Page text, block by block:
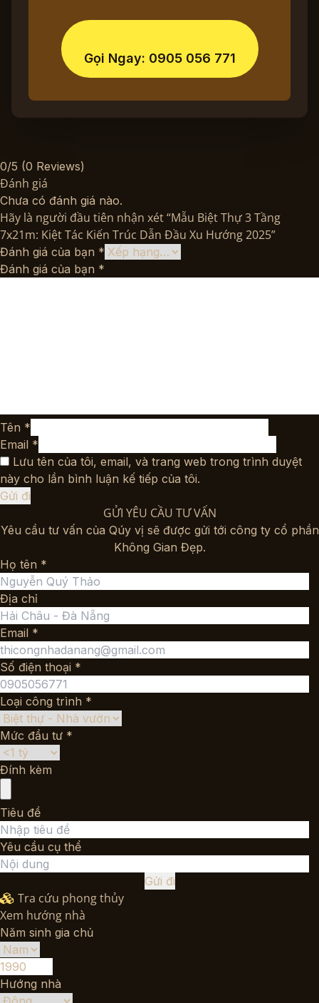
Gọi Ngay: 0905 056 771
0/5 (0 Reviews)
Đánh giá
Chưa có đánh giá nào.
Hãy là người đầu tiên nhận xét “Mẫu Biệt Thự 3 Tầng
7x21m: Kiệt Tác Kiến Trúc Dẫn Đầu Xu Hướng 2025”
Đánh giá của bạn *
Đánh giá của bạn *
Tên *
Email *
Lưu tên của tôi, email, và trang web trong trình duyệt
này cho lần bình luận kế tiếp của tôi.
GỬI YÊU CẦU TƯ VẤN
Yêu cầu tư vấn của Qúy vị sẽ được gửi tới công ty cổ phần
Không Gian Đẹp.
Họ tên *
Địa chỉ
Email *
Số điện thoại *
Loại công trình *
Mức đầu tư *
Đính kèm
Tiêu đề
Yêu cầu cụ thể
Gửi đi
Tra cứu phong thủy
Xem hướng nhà
Năm sinh gia chủ
Hướng nhà